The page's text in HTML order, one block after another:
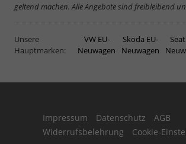
geltend machen. Alle Angebote sind freibleibend
Unsere
Hauptmarken:
VW EU-
Neuwagen
Skoda EU-
Neuwagen
Impressum Datenschutz
AGB
Widerrufsbelehrung
Cookie-